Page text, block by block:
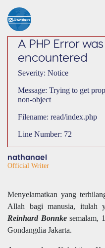
A PHP Error was
encountered
Severity: Notice
Message: Trying to get
non-object
Filename: read/index.php
Line Number: 72
nathanael
Official Writer
Menyelamatkan yang
Allah bagi manusia, itulah
Reinhard Bonnkesemalam,
Gondangdia Jakarta.